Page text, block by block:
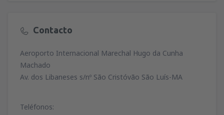
Contacto
Aeroporto Internacional Marechal Hugo da Cunha
Machado
Av. dos Libaneses s/nº São Cristóvão São Luís-MA
Teléfonos: